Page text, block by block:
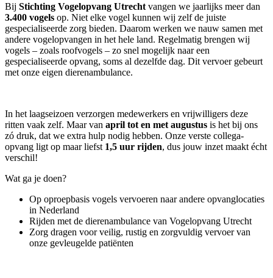
Bij Stichting Vogelopvang Utrecht vangen we jaarlijks meer dan
3.400 vogels op. Niet elke vogel kunnen wij zelf de juiste
gespecialiseerde zorg bieden. Daarom werken we nauw samen met
andere vogelopvangen in het hele land. Regelmatig brengen wij
vogels – zoals roofvogels – zo snel mogelijk naar een
gespecialiseerde opvang, soms al dezelfde dag. Dit vervoer gebeurt
met onze eigen dierenambulance.
In het laagseizoen verzorgen medewerkers en vrijwilligers deze
ritten vaak zelf. Maar van april tot en met augustus is het bij ons
zó druk, dat we extra hulp nodig hebben. Onze verste collega-
opvang ligt op maar liefst 1,5 uur rijden, dus jouw inzet maakt écht
verschil!
Wat ga je doen?
Op oproepbasis vogels vervoeren naar andere opvanglocaties
in Nederland
Rijden met de dierenambulance van Vogelopvang Utrecht
Zorg dragen voor veilig, rustig en zorgvuldig vervoer van
onze gevleugelde patiënten